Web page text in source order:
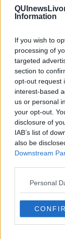
Information
If you wish to
processing of
targeted
section to
opt-out request
interest-based
us or personal
your opt-out.
disclosure of
IAB’s list of
also be
Downstream
Personal
​Vaccine Easing
No profit
​Con-te
Coincidenze e
L'amico
​L’anno del
Giulio Regeni
​Il rosario
Paolo Rossi
Maradona
Cronaca
​Ancora Covid
​Biden!
In memoria
Francesco
Suarez
​Il responso
Willy